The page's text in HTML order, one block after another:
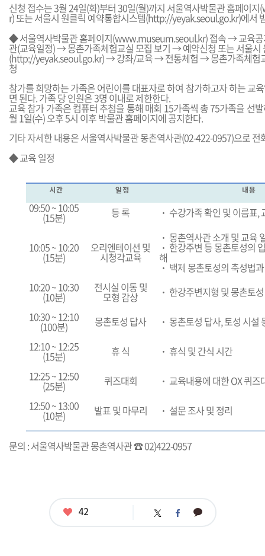
신청 접수는 3월 24일(화)부터 30일(월)까지 서울역사박물관 홈페이지(
r) 또는 서울시 원클릭 예약통합시스템(http://yeyak.seoul.go.kr)에서
◆ 서울역사박물관 홈페이지(www.museum.seoul.kr) 접속 → 교육공
관(교육일정) → 몽촌가족체험교실 모집 보기 → 예약신청 또는 서울시
(http://yeyak.seoul.go.kr) → 강좌/교육 → 전통체험 → 몽촌가족체험
청
참가를 희망하는 가족은 어린이를 대표자로 하여 참가하고자 하는 교
면 된다. 가족 당 인원은 3명 이내로 제한한다.
교육 참가 가족은 컴퓨터 추첨을 통해 매회 15가족씩 총 75가족을 선
월 1일(수) 오후 5시 이후 박물관 홈페이지에 공지한다.
기타 자세한 내용은 서울역사박물관 몽촌역사관(02-422-0957)으로 전
◆ 교육 일정
시 간 일 정 내 용
09:50 ~ 10:05
(15분) 등 록 ㆍ 수강가족 확인 및 이름표,
10:05 ~ 10:20
(15분)
오리엔테이션 및
시청각교육
ㆍ 몽촌역사관 소개 및 교육
ㆍ 한강주변 등 몽촌토성의
해
ㆍ 백제 몽촌토성의 축성법
10:20 ~ 10:30
(10분)
전시실 이동 및
모형 감상 ㆍ 한강주변지형 및 몽촌토
10:30 ~ 12:10
(100분) 몽촌토성 답사 ㆍ 몽촌토성 답사, 토성 시설
12:10 ~ 12:25
(15분) 휴 식 ㆍ 휴식 및 간식 시간
12:25 ~ 12:50
(25분) 퀴즈대회 ㆍ 교육내용에 대한 OX 퀴즈
12:50 ~ 13:00
(10분) 발표 및 마무리 ㆍ 설문 조사 및 정리
문의 : 서울역사박물관 몽촌역사관 ☎ 02)422-0957
좋
42 트 페 카